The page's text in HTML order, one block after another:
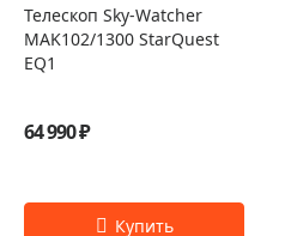
Телескоп Sky-Watcher
MAK102/1300 StarQuest
EQ1
64 990 ₽